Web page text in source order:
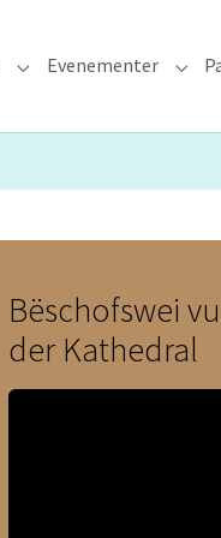
Submenu for
Evenementer
Bëschofswei
der Kathedral